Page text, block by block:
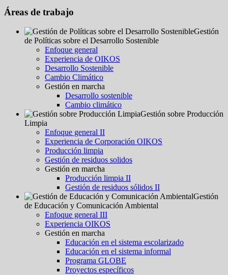
Áreas de trabajo
Gestión
de Políticas sobre el Desarrollo Sostenible
Enfoque general
Experiencia de OIKOS
Desarrollo Sostenible
Cambio Climático
Gestión en marcha
Desarrollo sostenible
Cambio climático
Gestión sobre Producción
Limpia
Enfoque general II
Experiencia de Corporación OIKOS
Producción limpia
Gestión de residuos solidos
Gestión en marcha
Producción limpia II
Gestión de residuos sólidos II
Gestión
de Educación y Comunicación Ambiental
Enfoque general III
Experiencia OIKOS
Gestión en marcha
Educación en el sistema escolarizado
Educación en el sistema informal
Programa GLOBE
Proyectos específicos